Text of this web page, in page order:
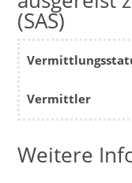
(SAS)
Vermittler
Weitere